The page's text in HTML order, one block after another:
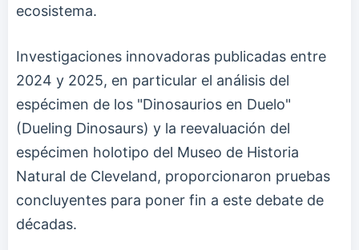
ecosistema.
Investigaciones innovadoras publicadas entre
2024 y 2025, en particular el análisis del
espécimen de los "Dinosaurios en Duelo"
(Dueling Dinosaurs) y la reevaluación del
espécimen holotipo del Museo de Historia
Natural de Cleveland, proporcionaron pruebas
concluyentes para poner fin a este debate de
décadas.